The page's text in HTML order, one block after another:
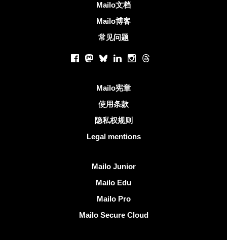
Mailo文档
Mailo博客
常见问题
Facebook
Mastodon
BlueskyLinkedInInstagram
Threads
Mailo宪章
使用条款
隐私权规则
Legal mentions
Mailo Junior
Mailo Edu
Mailo Pro
Mailo Secure Cloud